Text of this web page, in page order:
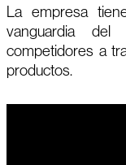
La empresa
vanguardia del
competidores a
productos.